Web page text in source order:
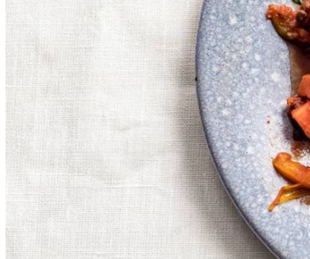
1 cajunkruiden
400 g tomatenblokjes in blik
verse selderij
100 Violife creamy original